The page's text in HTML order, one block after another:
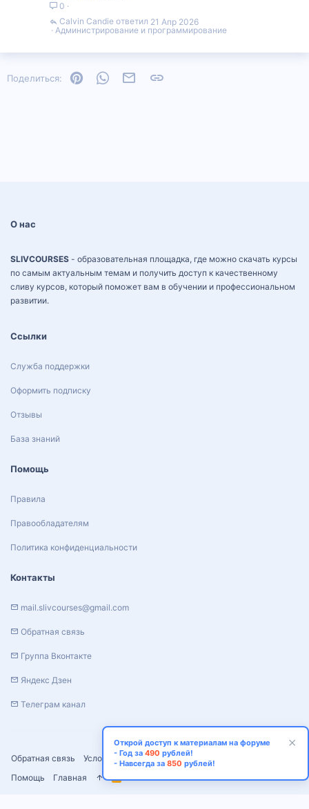
0
Администрирование и программирование
21 Апр 2026
Calvin Candie
Поделиться: PinterestWhatsAppЭлектронная почта
Обратная связь Условия и правила
Политика конфиденциальности
Помощь
Главная
О нас
SLIVCOURSES - образовательная площадка, где можно скачать курсы
по самым актуальным темам и получить доступ к качественному
сливу курсов, который поможет вам в обучении и профессиональном
развитии.
Ссылки
Служба поддержки
Оформить подписку
Отзывы
База знаний
Помощь
Правила
Правообладателям
Политика конфиденциальности
Контакты
mail.slivcourses@gmail.com
Обратная связь
Группа Вконтакте
Яндекс Дзен
Телеграм канал
Открой доступ к материалам на форуме
- Год за 490 рублей!
- Навсегда за 850 рублей!